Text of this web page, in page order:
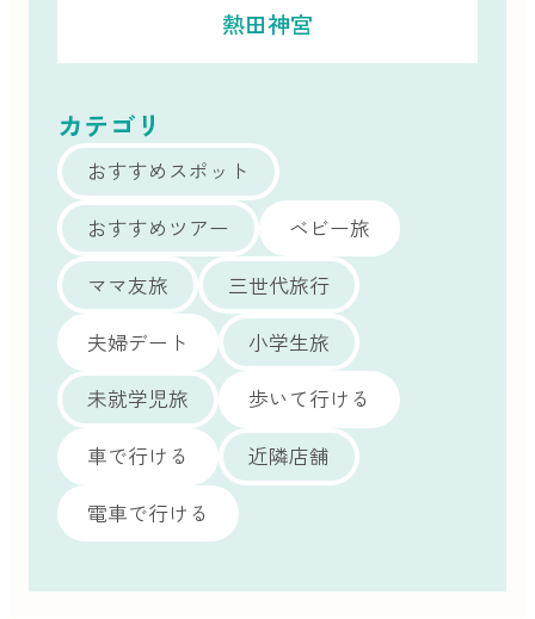
熱田神宮
カテゴリ
おすすめスポット
おすすめツアー
ベビー旅
ママ友旅
三世代旅行
夫婦デート
小学生旅
未就学児旅
歩いて行ける
車で行ける
近隣店舗
電車で行ける